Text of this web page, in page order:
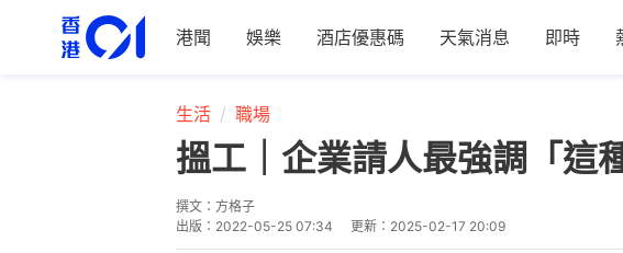
港聞 娛樂 酒店優惠碼 天氣消息 即時
生活 職場
搵工｜企業請人最強調「
撰文： 方格子
出版： 2022-05-25 07:34 更新： 2025-02-17 20:09